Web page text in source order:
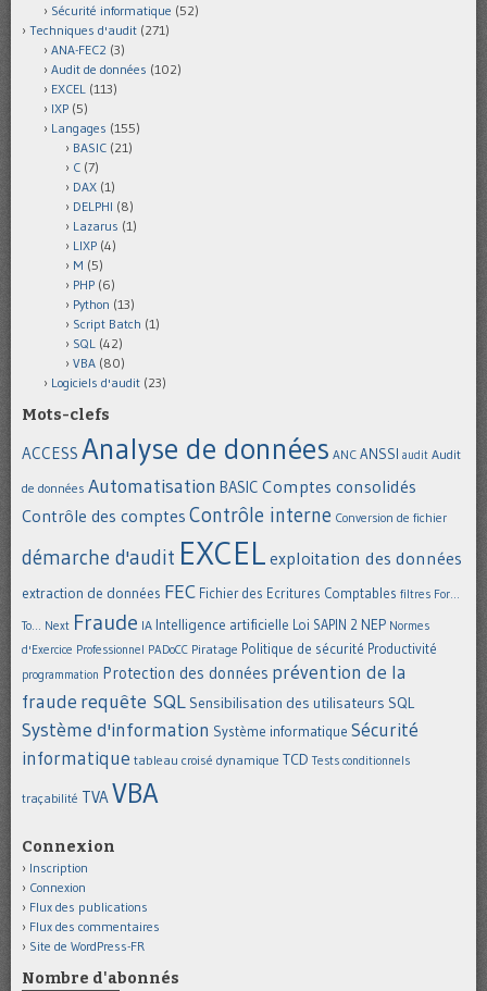
Sécurité informatique (52)
Techniques d'audit (271)
ANA-FEC2 (3)
Audit de données (102)
EXCEL (113)
IXP (5)
Langages (155)
BASIC (21)
C (7)
DAX (1)
DELPHI (8)
Lazarus (1)
LIXP (4)
M (5)
PHP (6)
Python (13)
Script Batch (1)
SQL (42)
VBA (80)
Logiciels d'audit (23)
Mots-clefs
ACCESS Analyse de données ANC ANSSI audit Audit
de données Automatisation BASIC Comptes consolidés
Contrôle des comptes Contrôle interne Conversion de fichier
démarche d'audit EXCEL exploitation des données
extraction de données FEC Fichier des Ecritures Comptables filtres For...
To... Next Fraude IA Intelligence artificielle Loi SAPIN 2 NEP Normes
d'Exercice Professionnel PADoCC Piratage Politique de sécurité Productivité
programmation Protection des données prévention de la
fraude requête SQL Sensibilisation des utilisateurs SQL
Système d'information Système informatique Sécurité
informatique tableau croisé dynamique TCD Tests conditionnels
traçabilité TVAVBA
Connexion
Inscription
Connexion
Flux des publications
Flux des commentaires
Site de WordPress-FR
Nombre d'abonnés